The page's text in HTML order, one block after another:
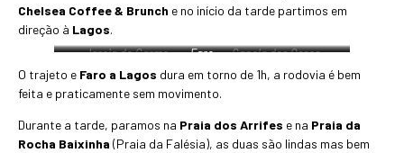
Chelsea Coffee & Brunch e no início da tarde partimos em
direção à Lagos.
Igreja do Carmo Capela dos Ossos
Faro
O trajeto e Faro a Lagos dura em torno de 1h, a rodovia é bem
feita e praticamente sem movimento.
Durante a tarde, paramos na Praia dos Arrifes e na Praia da
Rocha Baixinha (Praia da Falésia), as duas são lindas mas bem